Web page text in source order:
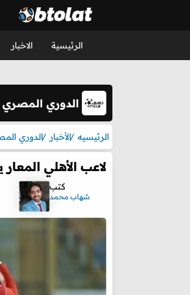
الرئيسية الاخبار
الدوري المصري
الرئيسيه الأخبار الدوري
لاعب الأهلي
كتب
شهاب محمد